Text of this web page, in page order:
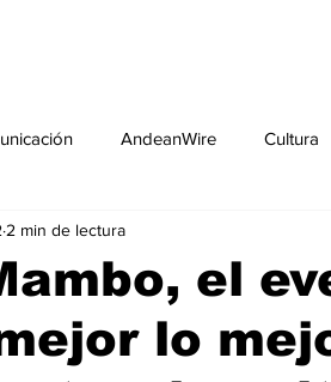
AndeanWire Cultura
Películas
line Tecnología Un Café
el
lo
2 min de lectura